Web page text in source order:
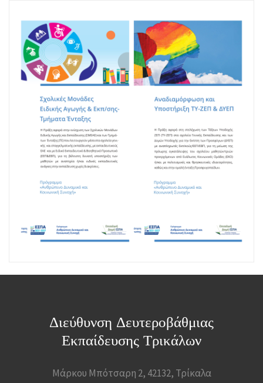
Διεύθυνση Δευτεροβάθμιας
Εκπαίδευσης Τρικάλων
Μάρκου Μπότσαρη 2, 42132, Τρίκαλα